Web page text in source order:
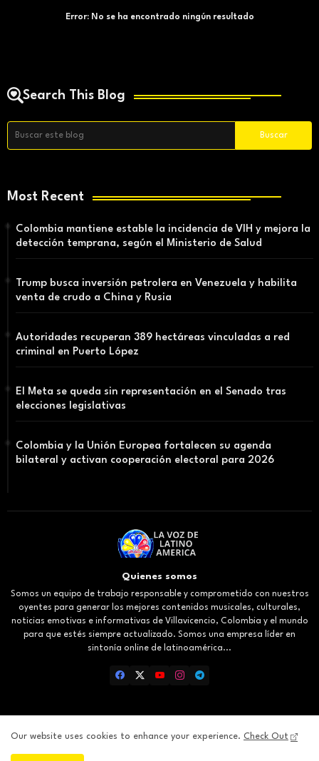
Error:No se ha encontrado ningún resultado
Search This Blog
Most Recent
Colombia mantiene estable la incidencia de VIH y mejora la
detección temprana, según el Ministerio de Salud
Trump busca inversión petrolera en Venezuela y habilita
venta de crudo a China y Rusia
Autoridades recuperan 389 hectáreas vinculadas a red
criminal en Puerto López
El Meta se queda sin representación en el Senado tras
elecciones legislativas
Colombia y la Unión Europea fortalecen su agenda
bilateral y activan cooperación electoral para 2026
Quienes somos
Somos un equipo de trabajo responsable y comprometido con nuestros
oyentes para generar los mejores contenidos musicales, culturales,
noticias emotivas e informativas de Villavicencio, Colombia y el mundo
para que estés siempre actualizado. Somos una empresa líder en
sintonía online de latinoamérica...
Inicio About Contact us Privacy Policy
Our website uses cookies to enhance your experience. Check Out